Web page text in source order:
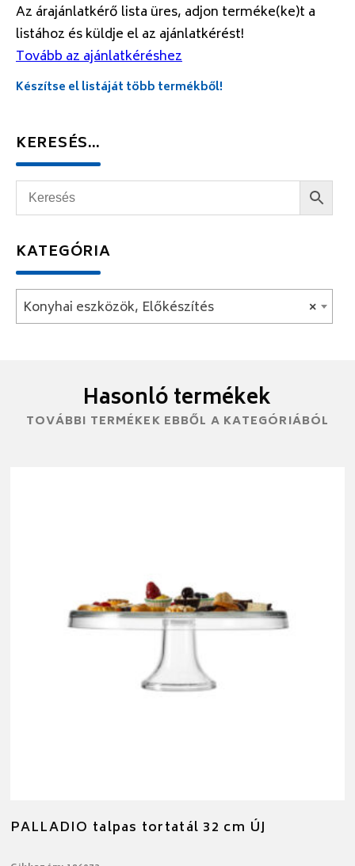
Az árajánlatkérő lista üres, adjon terméke(ke)t a
listához és küldje el az ajánlatkérést!
Tovább az ajánlatkéréshez
Készítse el listáját több termékből!
KERESÉS…
KATEGÓRIA
×
Konyhai eszközök, Előkészítés
Hasonló termékek
TOVÁBBI TERMÉKEK EBBŐL A KATEGÓRIÁBÓL
PALLADIO talpas tortatál 32 cm ÚJ